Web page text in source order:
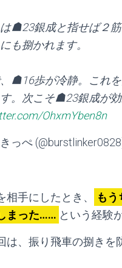
☗23銀成と指せば２
も捌かれます。
☗16歩が冷静。これ
。次こそ☗23銀成が効
OhxmYben8n
っぺ
相手にしたとき、
も
まった…… という経験
は、振り飛車の捌きを